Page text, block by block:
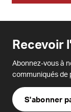
Recevoir
Abonnez-vous à
communiqués de
S'abonner